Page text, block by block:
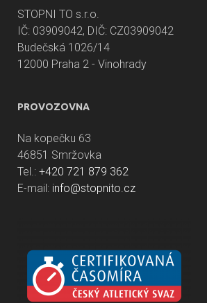
STOPNI TO s.r.o.
IČ: 03909042, DIČ: CZ03909042
Budečská 1026/14
12000 Praha 2 - Vinohrady
PROVOZOVNA
Na kopečku 63
46851 Smržovka
Tel.: +420 721 879 362
E-mail: info@stopnito.cz